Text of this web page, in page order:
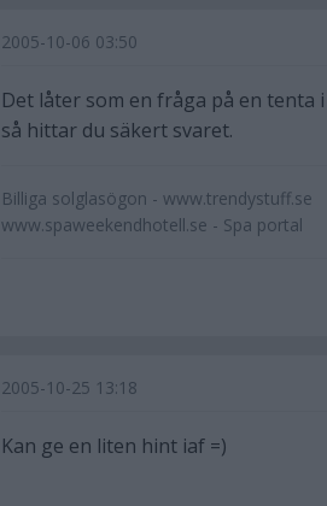
2005-10-06 03:50
Det låter som en fråga på en tenta
så hittar du säkert svaret.
Billiga solglasögon - www.trendystuff.se
www.spaweekendhotell.se - Spa portal
2005-10-25 13:18
Kan ge en liten hint iaf =)